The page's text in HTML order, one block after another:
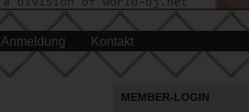
Anmeldung Kontakt
MEMBER-LOGIN